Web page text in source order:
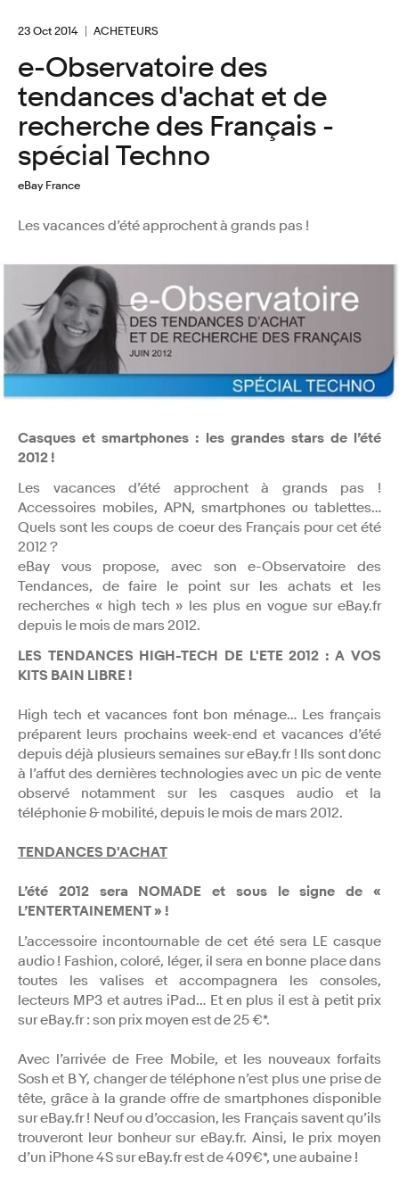
23 Oct 2014 ACHETEURS
e-Observatoire des
tendances d'achat et de
recherche des Français -
spécial Techno
eBay France
Les vacances d’été approchent à grands pas !
Casques et smartphones : les grandes stars de l’été
2012 !
Les vacances d’été approchent à grands pas !
Accessoires mobiles, APN, smartphones ou tablettes…
Quels sont les coups de coeur des Français pour cet été
2012 ?
eBay vous propose, avec son e-Observatoire des
Tendances, de faire le point sur les achats et les
recherches « high tech » les plus en vogue sur eBay.fr
depuis le mois de mars 2012.
LES TENDANCES HIGH-TECH DE L'ETE 2012 : A VOS
KITS BAIN LIBRE !
High tech et vacances font bon ménage… Les français
préparent leurs prochains week-end et vacances d’été
depuis déjà plusieurs semaines sur eBay.fr ! Ils sont donc
à l’affut des dernières technologies avec un pic de vente
observé notamment sur les casques audio et la
téléphonie & mobilité, depuis le mois de mars 2012.
TENDANCES D'ACHAT
L’été 2012 sera NOMADE et sous le signe de «
L’ENTERTAINEMENT » !
L’accessoire incontournable de cet été sera LE casque
audio ! Fashion, coloré, léger, il sera en bonne place dans
toutes les valises et accompagnera les consoles,
lecteurs MP3 et autres iPad… Et en plus il est à petit prix
sur eBay.fr : son prix moyen est de 25 €*.
Avec l’arrivée de Free Mobile, et les nouveaux forfaits
Sosh et B Y, changer de téléphone n’est plus une prise de
tête, grâce à la grande offre de smartphones disponible
sur eBay.fr ! Neuf ou d’occasion, les Français savent qu’ils
trouveront leur bonheur sur eBay.fr. Ainsi, le prix moyen
d’un iPhone 4S sur eBay.fr est de 409€*, une aubaine !